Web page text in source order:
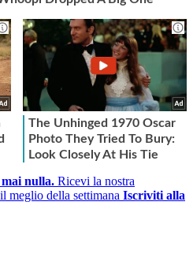
nulla. Ricevi la nostra
meglio della settimana Iscriviti alla